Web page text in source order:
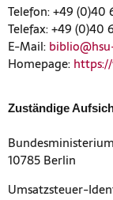
Telefon: +49 (0)40
Telefax: +49 (0)40
E-Mail:
Homepage:
Zuständige
10785 Berlin
Umsatzsteuer-